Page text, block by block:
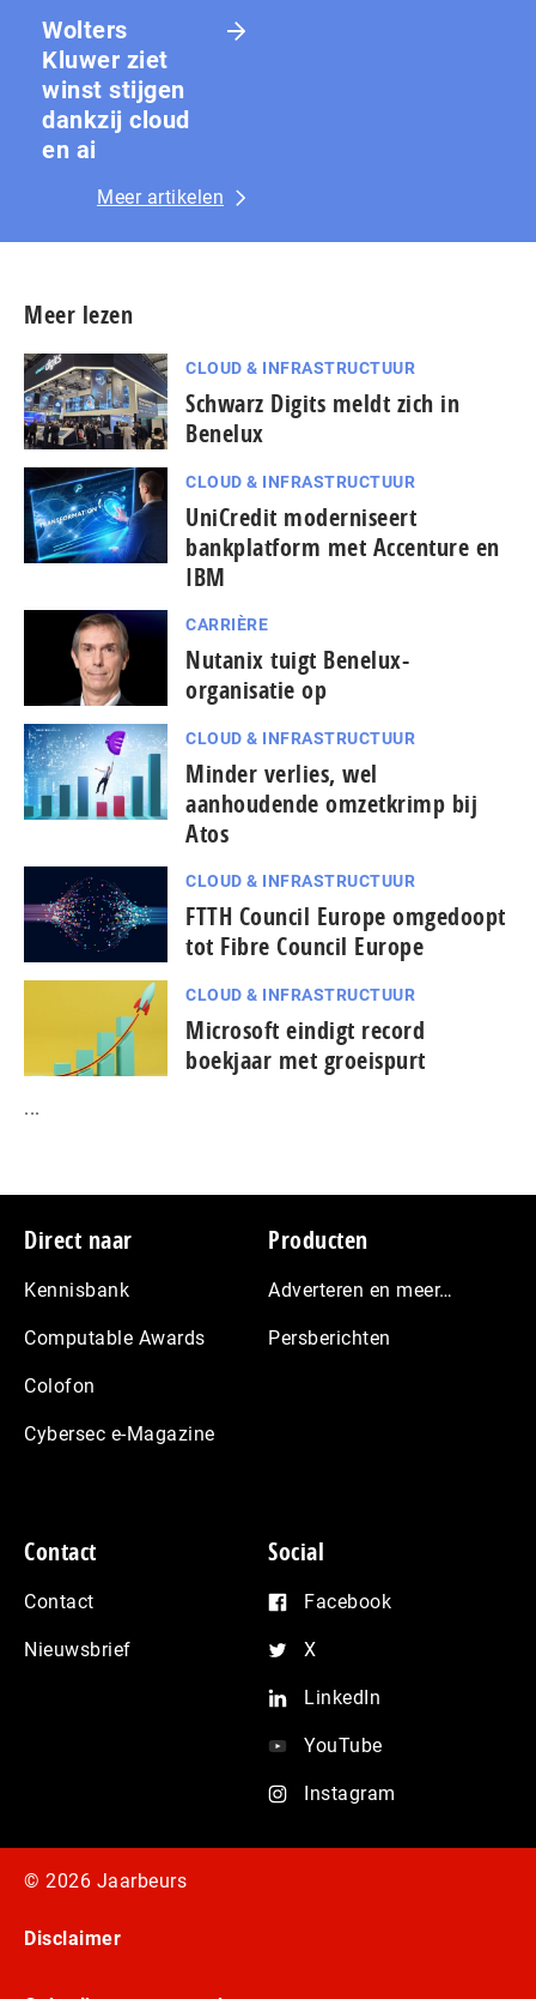
Wolters
Kluwer ziet
winst stijgen
dankzij cloud
en ai
Meer artikelen
Meer lezen
CLOUD & INFRASTRUCTUUR
Schwarz Digits meldt zich in
Benelux
CLOUD & INFRASTRUCTUUR
UniCredit moderniseert
bankplatform met Accenture en
IBM
CARRIÈRE
Nutanix tuigt Benelux-
organisatie op
CLOUD & INFRASTRUCTUUR
Minder verlies, wel
aanhoudende omzetkrimp bij
Atos
CLOUD & INFRASTRUCTUUR
FTTH Council Europe omgedoopt
tot Fibre Council Europe
CLOUD & INFRASTRUCTUUR
Microsoft eindigt record
boekjaar met groeispurt
...
Footer
Direct naar
Kennisbank
Computable Awards
Colofon
Cybersec e-Magazine
Producten
Adverteren en meer…
Persberichten
Contact
Contact
Nieuwsbrief
Social
Facebook
X
LinkedIn
YouTube
Instagram
© 2026 Jaarbeurs
Disclaimer